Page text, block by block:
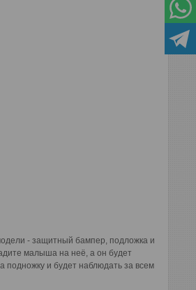
- защитный бампер, подложка и
малыша на неё, а он будет
подножку и будет наблюдать за всем